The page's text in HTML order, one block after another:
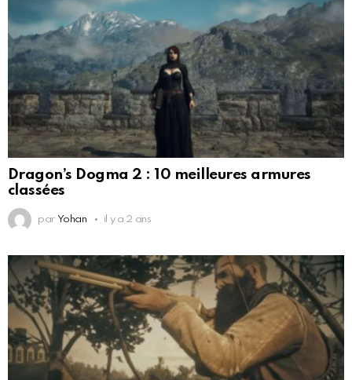
Dragon’s Dogma 2 : 10 meilleures armures
classées
par Yohan il y a 2 ans